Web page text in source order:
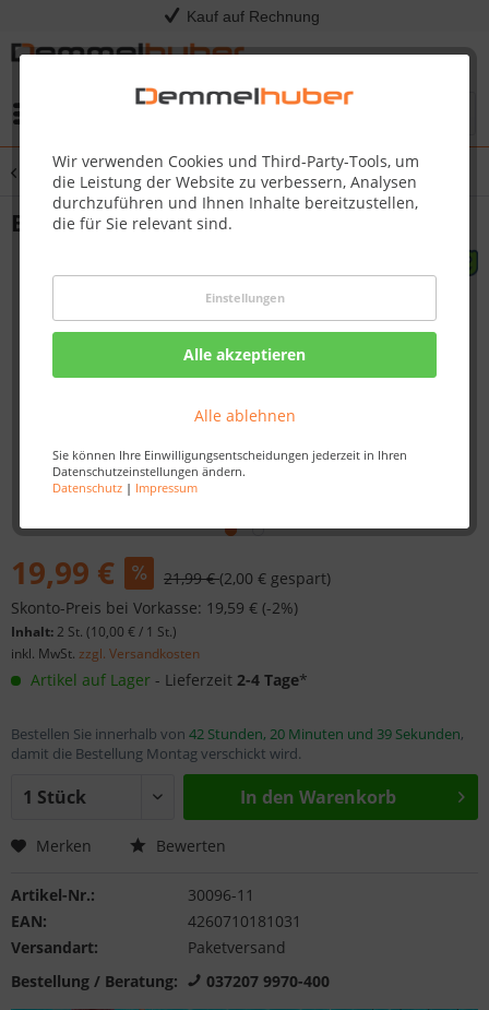
Kauf auf Rechnung
Wir verwenden Cookies und Third-Party-Tools, um
die Leistung der Website zu verbessern, Analysen
durchzuführen und Ihnen Inhalte bereitzustellen,
die für Sie relevant sind.
Einstellungen
Alle akzeptieren
Alle ablehnen
Sie können Ihre Einwilligungsentscheidungen jederzeit in Ihren
Datenschutzeinstellungen ändern.
Datenschutz| Impressum
Übersicht Sicherheit & Verankerung
Bodenanker Set SCREW 52 cm
19,99 € 21,99 €(2,00 € gespart)
Skonto-Preis bei Vorkasse: 19,59 € (-2%)
Inhalt: 2 St. (10,00 €/ 1 St.)
inkl. MwSt. zzgl. Versandkosten
Artikel auf Lager - Lieferzeit 2-4 Tage*
Bestellen Sie innerhalb von 42 Stunden, 20 Minuten und 39 Sekunden,
damit die Bestellung Montag verschickt wird.
In den Warenkorb
Merken Bewerten
Artikel-Nr.:
30096-11
EAN:
4260710181031
Versandart:
Paketversand
Bestellung / Beratung:
037207 9970-400